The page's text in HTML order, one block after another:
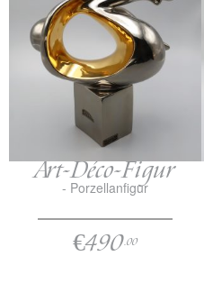
Art-Déco-Figur
- Porzellanfigur
€490.00